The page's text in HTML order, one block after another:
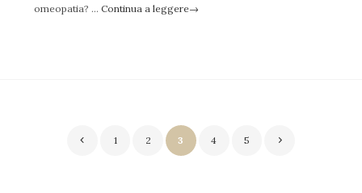
omeopatia? … Continua a leggere→
Navigazione
1 2 3 4 5